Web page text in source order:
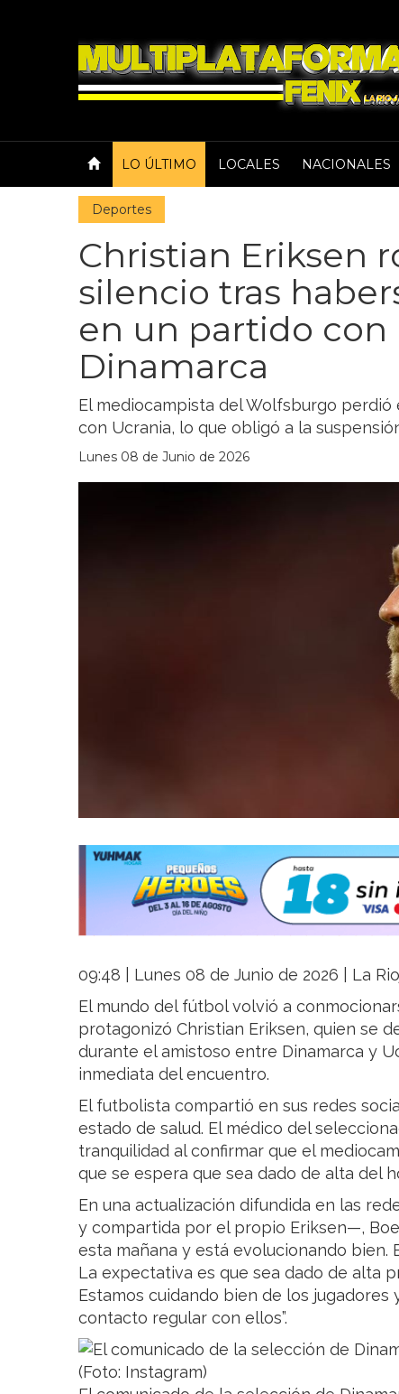
LO ÚLTIMO LOCALES NACIONALES
Deportes
Christian Eriksen
silencio tras
en un partido con
Dinamarca
El mediocampista del Wolfsburgo
con Ucrania, lo que obligó a la
Lunes 08 de Junio de 2026
09:48 | Lunes 08 de Junio de 2026 | La
El mundo del fútbol volvió a
protagonizó Christian Eriksen, quien se
durante el amistoso entre Dinamarca y
inmediata del encuentro.
El futbolista compartió en sus redes
estado de salud. El médico del
tranquilidad al confirmar que el
que se espera que sea dado de alta del
En una actualización difundida en las
y compartida por el propio Eriksen—,
esta mañana y está evolucionando bien.
La expectativa es que sea dado de alta
Estamos cuidando bien de los jugadores
contacto regular con ellos”.